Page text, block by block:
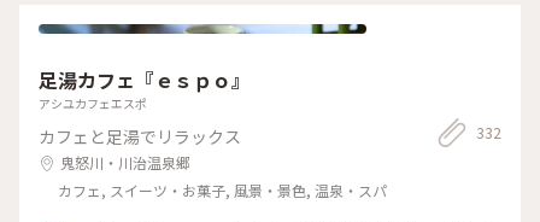
足湯カフェ『ｅｓｐｏ』
アシユカフェエスポ
カフェと足湯でリラックス
鬼怒川・川治温泉郷
カフェ, スイーツ・お菓子, 風景・景色, 温泉・スパ
332